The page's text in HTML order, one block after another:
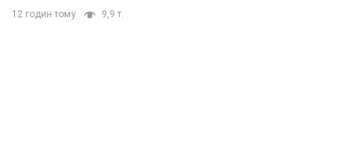
12 годин тому 9,9 т.